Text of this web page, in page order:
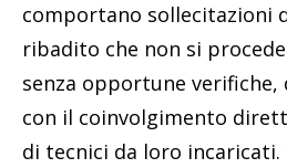
comportano sollecitazioni
ribadito che non si
senza opportune verifiche,
con il coinvolgimento
di tecnici da loro incaricati.